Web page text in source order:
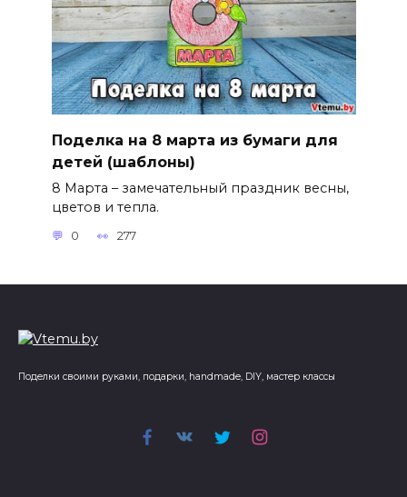
Поделка на 8 марта из бумаги для
детей (шаблоны)
8 Марта – замечательный праздник весны,
цветов и тепла.
0 277
Поделки своими руками, подарки, handmade, DIY, мастер классы